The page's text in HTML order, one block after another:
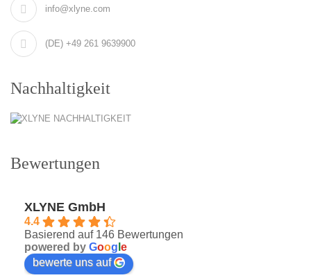
info@xlyne.com
(DE) +49 261 9639900
Nachhaltigkeit
Bewertungen
XLYNE GmbH
4.4
Basierend auf 146 Bewertungen
powered by Goog e
bewerte uns auf